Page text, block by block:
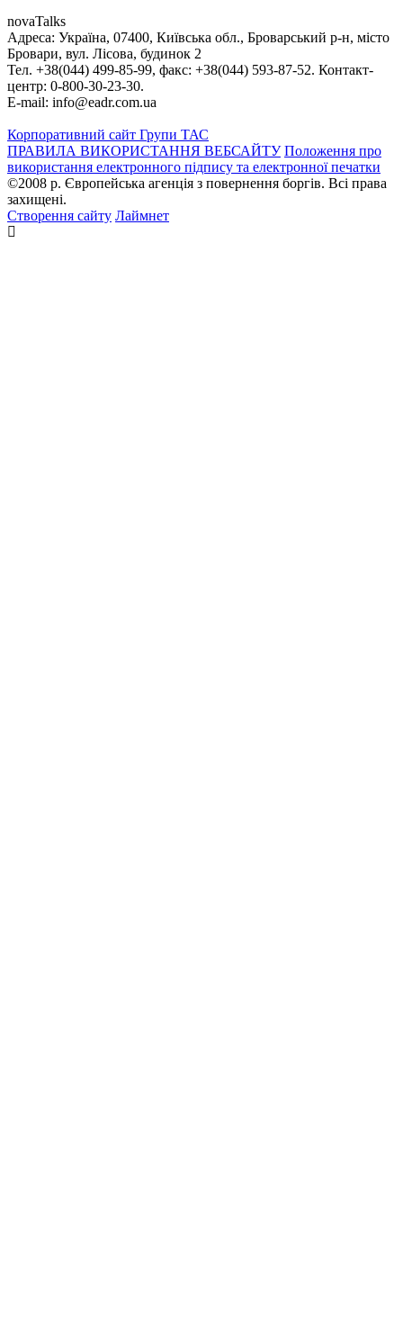
novaTalks
Адреса: Україна, 07400, Київська обл., Броварський р-н, місто
Бровари, вул. Лісова, будинок 2
Тел. +38(044) 499-85-99, факс: +38(044) 593-87-52. Контакт-
центр: 0-800-30-23-30.
E-mail: info@eadr.com.ua
Корпоративний сайт Групи ТАС
ПРАВИЛА ВИКОРИСТАННЯ ВЕБСАЙТУ Положення про
використання електронного підпису та електронної печатки
©2008 р. Європейська агенція з повернення боргів. Всі права
захищені.
Створення сайту Лаймнет